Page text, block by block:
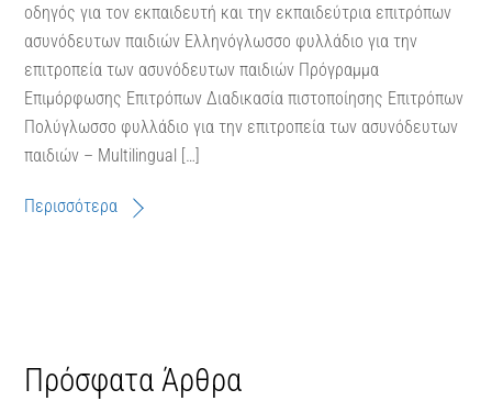
οδηγός για τον εκπαιδευτή και την εκπαιδεύτρια επιτρόπων
ασυνόδευτων παιδιών Ελληνόγλωσσο φυλλάδιο για την
επιτροπεία των ασυνόδευτων παιδιών Πρόγραμμα
Επιμόρφωσης Επιτρόπων Διαδικασία πιστοποίησης Επιτρόπων
Πολύγλωσσο φυλλάδιο για την επιτροπεία των ασυνόδευτων
παιδιών – Multilingual […]
Περισσότερα
Πρόσφατα Άρθρα